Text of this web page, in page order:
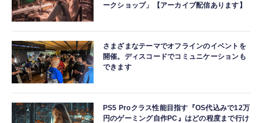
ークショップ」【アーカイブ配信あります】
さまざまなテーマでオフラインのイベントを
開催。ディスコードでコミュニケーションも
できます
PS5 Proクラス性能目指す『OS代込みで12万
円のゲーミング自作PC』はどの程度まで行け